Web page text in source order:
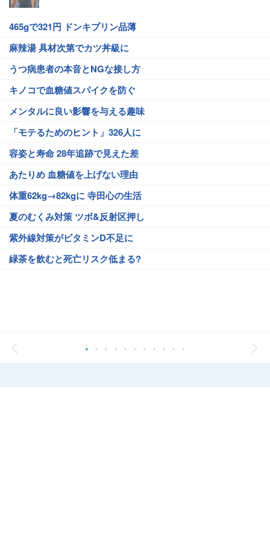
465gで321円 ドンキプリン品薄
麻辣湯 具材次第でカツ丼級に
うつ病患者の本音とNGな接し方
キノコで血糖値スパイクを防ぐ
メンタルに良い影響を与える趣味
「モテるためのヒント」326人に
容姿と寿命 28年追跡で見えた差
あたりめ 血糖値を上げない理由
体重62kg→82kgに 寺田心の生活
夏のむくみ対策 ツボ&反射区押し
紫外線対策がビタミンD不足に
緑茶を飲むと死亡リスク低まる?